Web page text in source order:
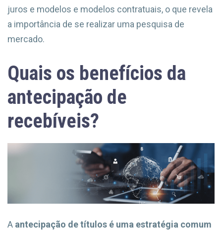
juros e modelos e modelos contratuais, o que revela
a importância de se realizar uma pesquisa de
mercado.
Quais os benefícios da
antecipação de
recebíveis?
A antecipação de títulos é uma estratégia comum